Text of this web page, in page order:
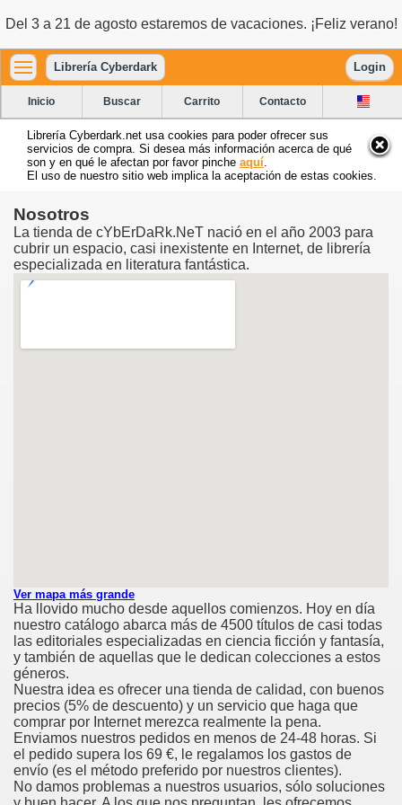
Del 3 a 21 de agosto estaremos de vacaciones. ¡Feliz verano!
Librería Cyberdark Login
Inicio Buscar Carrito Contacto
Librería Cyberdark.net usa cookies para poder ofrecer sus
servicios de compra. Si desea más información acerca de qué
son y en qué le afectan por favor pinche aquí
El uso de nuestro sitio web implica la aceptación de estas cookies.
Nosotros
La tienda de cYbErDaRk.NeT nació en el año 2003 para
cubrir un espacio, casi inexistente en Internet, de librería
especializada en literatura fantástica.
Ver mapa más grande
Ha llovido mucho desde aquellos comienzos. Hoy en día
nuestro catálogo abarca más de 4500 títulos de casi todas
las editoriales especializadas en ciencia ficción y fantasía,
y también de aquellas que le dedican colecciones a estos
géneros.
Nuestra idea es ofrecer una tienda de calidad, con buenos
precios (5% de descuento) y un servicio que haga que
comprar por Internet merezca realmente la pena.
Enviamos nuestros pedidos en menos de 24-48 horas. Si
el pedido supera los 69 €, le regalamos los gastos de
envío (es el método preferido por nuestros clientes).
No damos problemas a nuestros usuarios, sólo soluciones